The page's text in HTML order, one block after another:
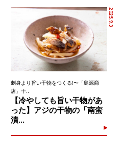
2025.9.3
刺身より旨い干物をつくる!〜「島源商
店」干..
【冷やしても旨い干物があ
った】アジの干物の「南蛮
漬...